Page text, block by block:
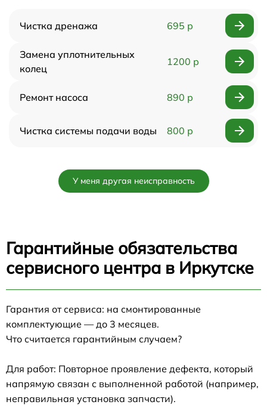
Чистка дренажа 695 р
Замена уплотнительных
колец
1200 р
Ремонт насоса 890 р
Чистка системы подачи воды 800 р
У меня другая неисправность
Гарантийные обязательства
сервисного центра в Иркутске
Гарантия от сервиса: на смонтированные
комплектующие — до 3 месяцев.
Что считается гарантийным случаем?
Для работ: Повторное проявление дефекта, который
напрямую связан с выполненной работой (например,
неправильная установка запчасти).